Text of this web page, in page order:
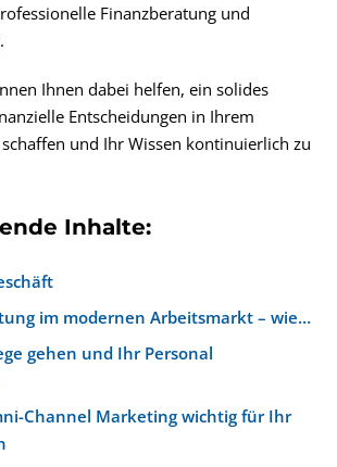
Finanzberatung und
Ihnen dabei helfen, ein solides
Entscheidungen in Ihrem
und Ihr Wissen kontinuierlich zu
Inhalte:
im modernen Arbeitsmarkt – wie…
gehen und Ihr Personal
Channel Marketing wichtig für Ihr